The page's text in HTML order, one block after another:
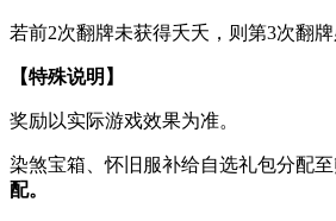
若前2次翻牌未获得夭夭，则第3次翻牌
【特殊说明】
奖励以实际游戏效果为准。
染煞宝箱、怀旧服补给自选礼包分配
配。